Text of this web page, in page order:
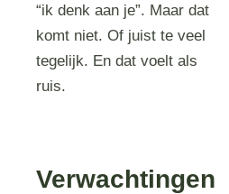
“ik denk aan je”. Maar dat
komt niet. Of juist te veel
tegelijk. En dat voelt als
ruis.
Verwachtingen